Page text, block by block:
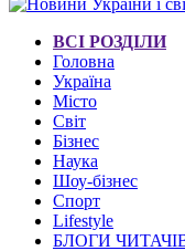
ВСІ РОЗДІЛИ
Головна
Україна
Місто
Світ
Бізнес
Наука
Шоу-бізнес
Спорт
Lifestyle
БЛОГИ